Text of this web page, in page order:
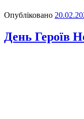
Опубліковано
День Героїв